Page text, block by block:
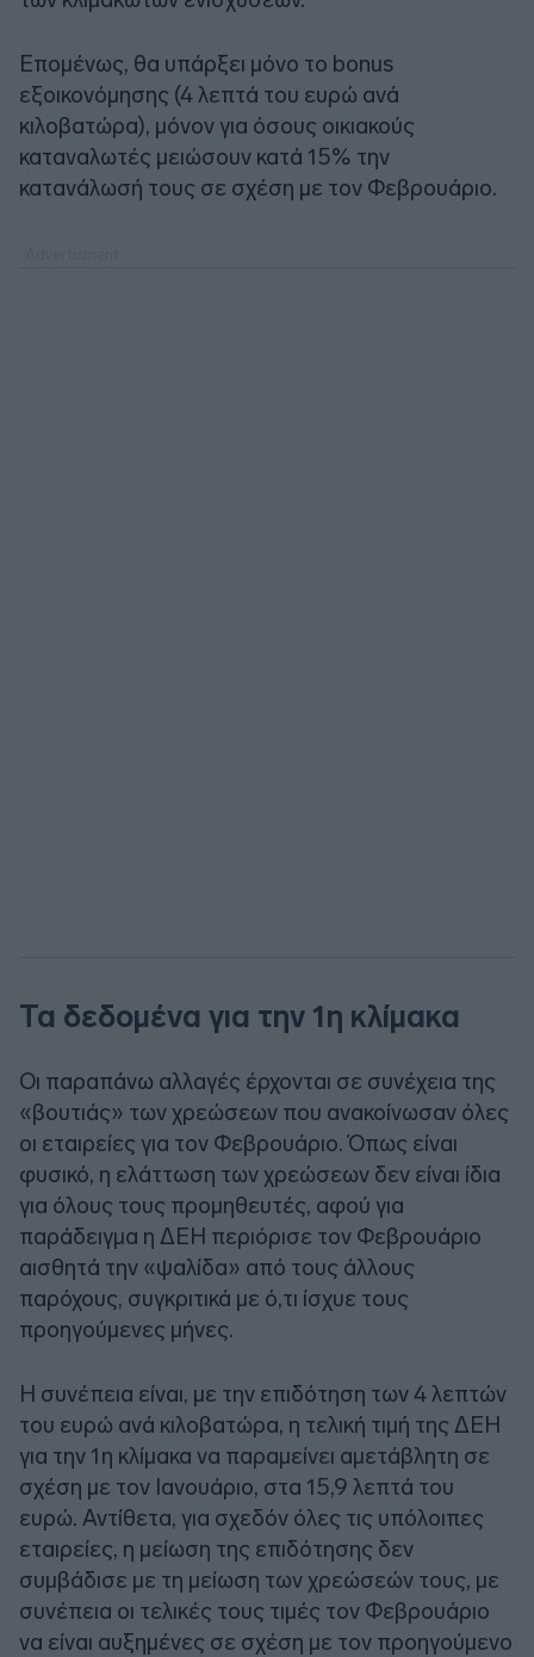
Επομένως, θα υπάρξει μόνο το bonus
εξοικονόμησης (4 λεπτά του ευρώ ανά
κιλοβατώρα), μόνον για όσους οικιακούς
καταναλωτές μειώσουν κατά 15% την
κατανάλωσή τους σε σχέση με τον Φεβρουάριο.
Τα δεδομένα για την 1η κλίμακα
Οι παραπάνω αλλαγές έρχονται σε συνέχεια της
«βουτιάς» των χρεώσεων που ανακοίνωσαν όλες
οι εταιρείες για τον Φεβρουάριο. Όπως είναι
φυσικό, η ελάττωση των χρεώσεων δεν είναι ίδια
για όλους τους προμηθευτές, αφού για
παράδειγμα η ΔΕΗ περιόρισε τον Φεβρουάριο
αισθητά την «ψαλίδα» από τους άλλους
παρόχους, συγκριτικά με ό,τι ίσχυε τους
προηγούμενες μήνες.
Η συνέπεια είναι, με την επιδότηση των 4 λεπτών
του ευρώ ανά κιλοβατώρα, η τελική τιμή της ΔΕΗ
για την 1η κλίμακα να παραμείνει αμετάβλητη σε
σχέση με τον Ιανουάριο, στα 15,9 λεπτά του
ευρώ. Αντίθετα, για σχεδόν όλες τις υπόλοιπες
εταιρείες, η μείωση της επιδότησης δεν
συμβάδισε με τη μείωση των χρεώσεών τους, με
συνέπεια οι τελικές τους τιμές τον Φεβρουάριο
να είναι αυξημένες σε σχέση με τον προηγούμενο